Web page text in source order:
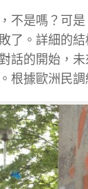
不是嗎？可是
了。詳細的
話的開始，
根據歐洲民調